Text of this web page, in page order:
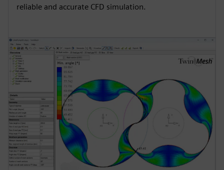
reliable and accurate CFD simulation.